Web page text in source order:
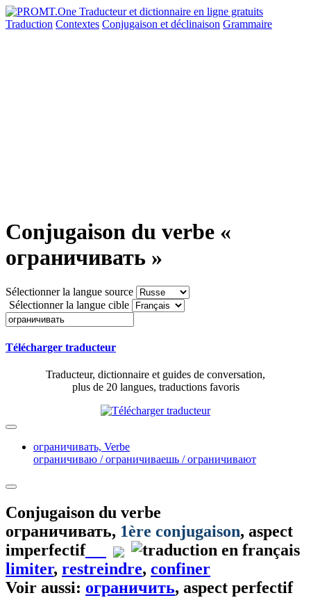
Traduction Contextes Conjugaison et déclinaison Grammaire
Conjugaison du verbe «
ограничивать »
Sélectionner la langue source
Sélectionner la langue cible
Télécharger traducteur
Traducteur, dictionnaire et guides de conversation,
plus de 20 langues, traductions favoris
ограничивать, Verbe
ограничиваю / ограничиваешь / ограничивают
Conjugaison du verbe
ограничивать, 1ère conjugaison, aspect
imperfectif
limiter, restreindre, confiner
Voir aussi: ограничить, aspect perfectif